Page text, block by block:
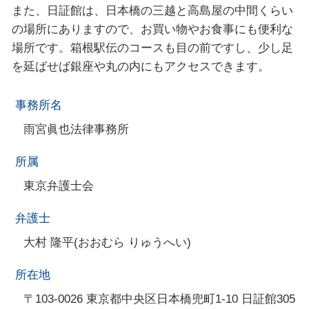
また、日証館は、日本橋の三越と高島屋の中間くらい
の場所にありますので、お買い物やお食事にも便利な
場所です。箱根駅伝のコースも目の前ですし、少し足
を延ばせば銀座や丸の内にもアクセスできます。
事務所名
雨宮眞也法律事務所
所属
東京弁護士会
弁護士
大村 隆平(おおむら りゅうへい)
所在地
〒103-0026 東京都中央区日本橋兜町1-10 日証館305